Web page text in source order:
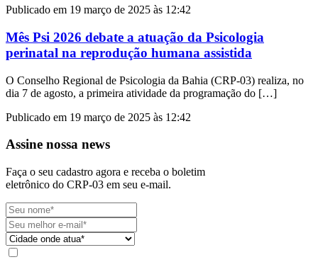
Publicado em 19 março de 2025 às 12:42
Mês Psi 2026 debate a atuação da Psicologia
perinatal na reprodução humana assistida
O Conselho Regional de Psicologia da Bahia (CRP-03) realiza, no
dia 7 de agosto, a primeira atividade da programação do […]
Publicado em 19 março de 2025 às 12:42
Assine nossa news
Faça o seu cadastro agora e receba o boletim
eletrônico do CRP-03 em seu e-mail.